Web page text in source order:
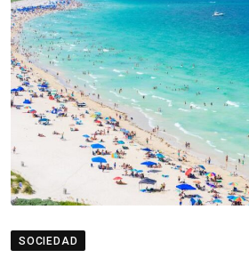
SOCIEDAD